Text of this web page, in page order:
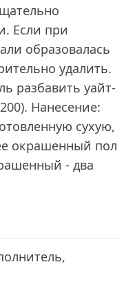
Если при
образовалась
удалить.
разбавить уайт-
Нанесение:
сухую,
окрашенный пол
- два